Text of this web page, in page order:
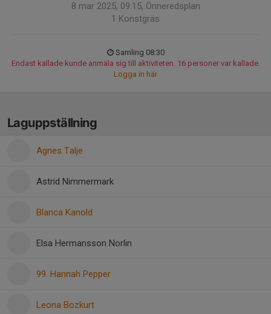
8 mar 2025, 09:15, Önneredsplan
1 Konstgräs
Samling 08:30
Endast kallade kunde anmäla sig till aktiviteten. 16 personer var kallade.
Logga in här
Laguppställning
Agnes Talje
Astrid Nimmermark
Blanca Kanold
Elsa Hermansson Norlin
99. Hannah Pepper
Leona Bozkurt